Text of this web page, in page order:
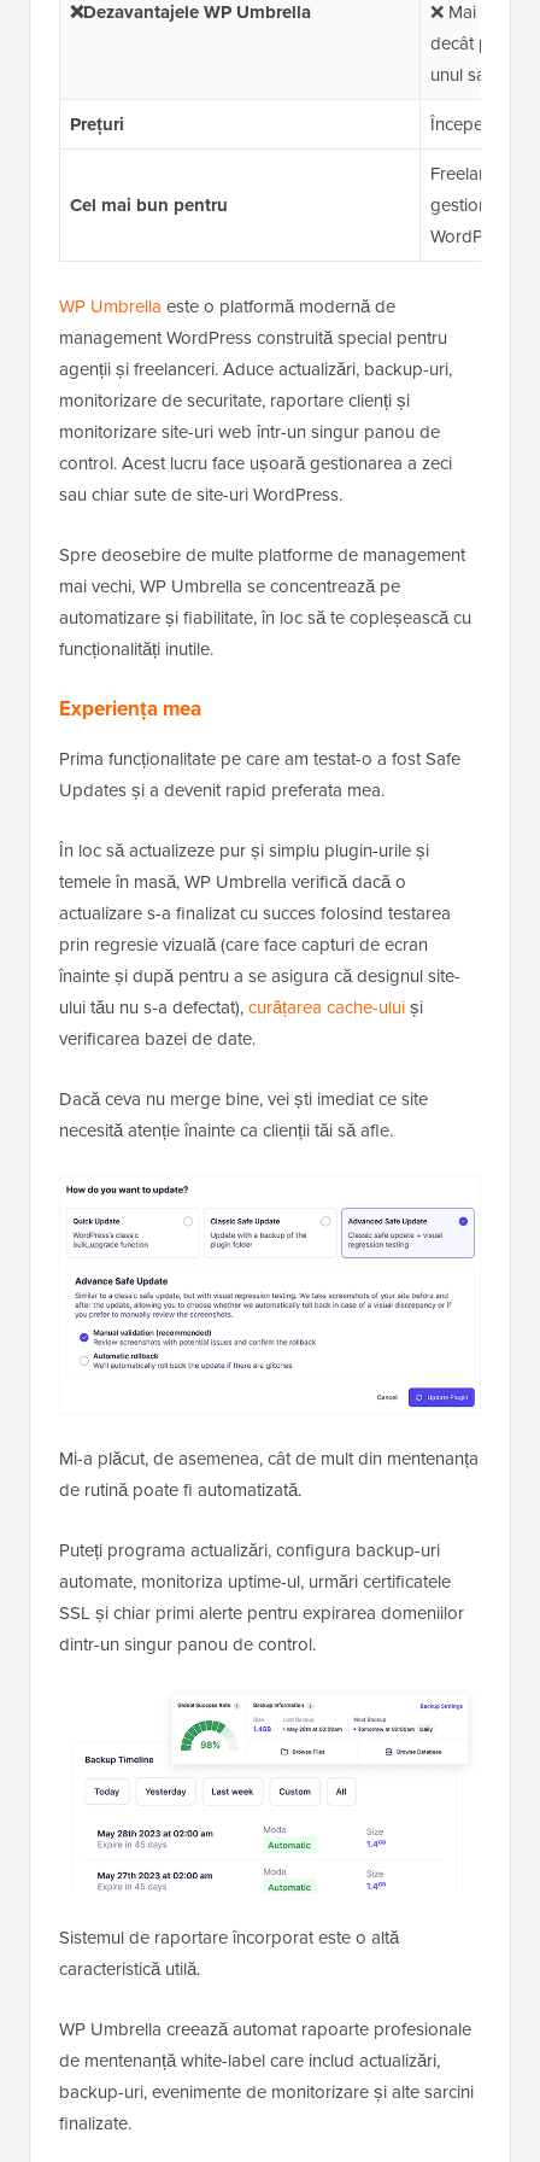
❌Dezavantajele WP Umbrella
❌ Mai
decât pentru
unul sau
Prețuri
Începe de la
Cel mai bun pentru
Freelanceri,
gestionează
WordPress
WP Umbrella este o platformă modernă de
management WordPress construită special pentru
agenții și freelanceri. Aduce actualizări, backup-uri,
monitorizare de securitate, raportare clienți și
monitorizare site-uri web într-un singur panou de
control. Acest lucru face ușoară gestionarea a zeci
sau chiar sute de site-uri WordPress.
Spre deosebire de multe platforme de management
mai vechi, WP Umbrella se concentrează pe
automatizare și fiabilitate, în loc să te copleșească cu
funcționalități inutile.
Experiența mea
Prima funcționalitate pe care am testat-o a fost Safe
Updates și a devenit rapid preferata mea.
În loc să actualizeze pur și simplu plugin-urile și
temele în masă, WP Umbrella verifică dacă o
actualizare s-a finalizat cu succes folosind testarea
prin regresie vizuală (care face capturi de ecran
înainte și după pentru a se asigura că designul site-
ului tău nu s-a defectat),curățarea cache-uluiși
verificarea bazei de date.
Dacă ceva nu merge bine, vei ști imediat ce site
necesită atenție înainte ca clienții tăi să afle.
Mi-a plăcut, de asemenea, cât de mult din mentenanța
de rutină poate fi automatizată.
Puteți programa actualizări, configura backup-uri
automate, monitoriza uptime-ul, urmări certificatele
SSL și chiar primi alerte pentru expirarea domeniilor
dintr-un singur panou de control.
Sistemul de raportare încorporat este o altă
caracteristică utilă.
WP Umbrella creează automat rapoarte profesionale
de mentenanță white-label care includ actualizări,
backup-uri, evenimente de monitorizare și alte sarcini
finalizate.